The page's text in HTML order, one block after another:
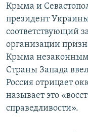
Крыма и
президент
соответствующий
организации
Крыма
Страны Запада
Россия отрицает
называет это
справедливости».